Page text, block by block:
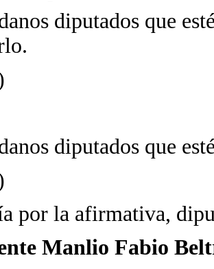
diputados que
diputados que
por la afirmativa,
Manlio Fabio